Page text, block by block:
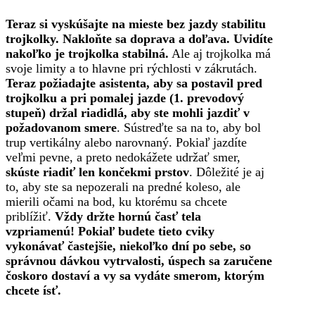
Teraz si vyskúšajte na mieste bez jazdy stabilitu
trojkolky. Nakloňte sa doprava a doľava. Uvidíte
nakoľko je trojkolka stabilná. Ale aj trojkolka má
svoje limity a to hlavne pri rýchlosti v zákrutách.
Teraz požiadajte asistenta, aby sa postavil pred
trojkolku a pri pomalej jazde (1. prevodový
stupeň) držal riadidlá, aby ste mohli jazdiť v
požadovanom smere. Sústreďte sa na to, aby bol
trup vertikálny alebo narovnaný. Pokiaľ jazdíte
veľmi pevne, a preto nedokážete udržať smer,
skúste riadiť len končekmi prstov. Dôležité je aj
to, aby ste sa nepozerali na predné koleso, ale
mierili očami na bod, ku ktorému sa chcete
priblížiť. Vždy držte hornú časť tela
vzpriamenú! Pokiaľ budete tieto cviky
vykonávať častejšie, niekoľko dní po sebe, so
správnou dávkou vytrvalosti, úspech sa zaručene
čoskoro dostaví a vy sa vydáte smerom, ktorým
chcete ísť.